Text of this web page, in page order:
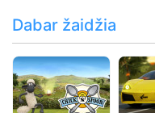
Dabar žaidžia